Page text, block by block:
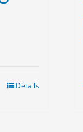
Détails